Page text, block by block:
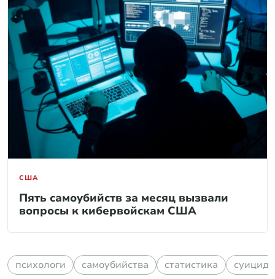
США
Пять самоубийств за месяц вызвали
вопросы к кибервойскам США
психологи самоубийства статистика